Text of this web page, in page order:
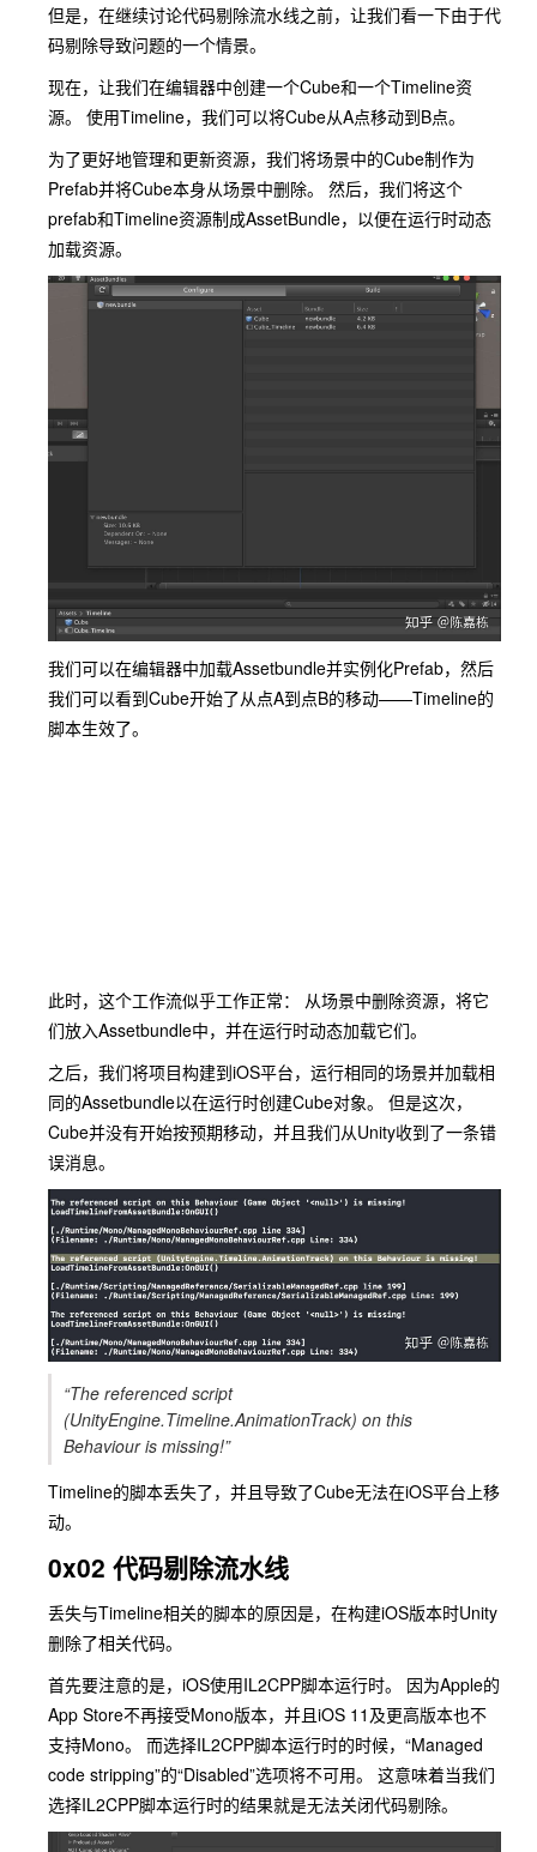
但是，在继续讨论代码剔除流水线之前，让我们看一下由于代
码剔除导致问题的一个情景。
现在，让我们在编辑器中创建一个Cube和一个Timeline资
源。 使用Timeline，我们可以将Cube从A点移动到B点。
为了更好地管理和更新资源，我们将场景中的Cube制作为
Prefab并将Cube本身从场景中删除。 然后，我们将这个
prefab和Timeline资源制成AssetBundle，以便在运行时动态
加载资源。
我们可以在编辑器中加载Assetbundle并实例化Prefab，然后
我们可以看到Cube开始了从点A到点B的移动——Timeline的
脚本生效了。
此时，这个工作流似乎工作正常： 从场景中删除资源，将它
们放入Assetbundle中，并在运行时动态加载它们。
之后，我们将项目构建到iOS平台，运行相同的场景并加载相
同的Assetbundle以在运行时创建Cube对象。 但是这次，
Cube并没有开始按预期移动，并且我们从Unity收到了一条错
误消息。
“The referenced script
(UnityEngine.Timeline.AnimationTrack) on this
Behaviour is missing!”
Timeline的脚本丢失了，并且导致了Cube无法在iOS平台上移
动。
0x02 代码剔除流水线
丢失与Timeline相关的脚本的原因是，在构建iOS版本时Unity
删除了相关代码。
首先要注意的是，iOS使用IL2CPP脚本运行时。 因为Apple的
App Store不再接受Mono版本，并且iOS 11及更高版本也不
支持Mono。 而选择IL2CPP脚本运行时的时候，“Managed
code stripping”的“Disabled”选项将不可用。 这意味着当我们
选择IL2CPP脚本运行时的结果就是无法关闭代码剔除。